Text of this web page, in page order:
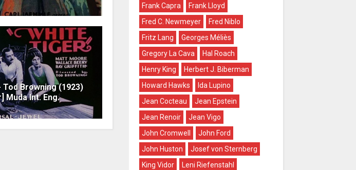
Browning (1923)
Muda Int. Eng.
Frank Capra
Frank Lloyd
Fred C. Newmeyer
Fred Niblo
Fritz Lang
Georges Méliès
Gregory La Cava
Hal Roach
Henry King
Herbert J. Biberman
Howard Hawks
Ida Lupino
Jean Cocteau
Jean Epstein
Jean Renoir
Jean Vigo
John Cromwell
John Ford
John Huston
Josef von Sternberg
King Vidor
Leni Riefenstahl